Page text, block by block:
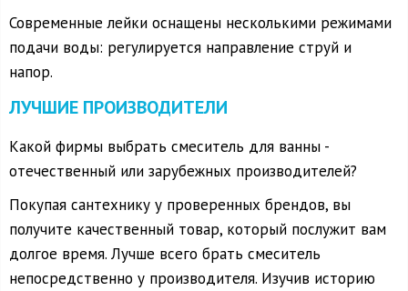
Современные лейки оснащены несколькими режимами
подачи воды: регулируется направление струй и
напор.
ЛУЧШИЕ ПРОИЗВОДИТЕЛИ
Какой фирмы выбрать смеситель для ванны -
отечественный или зарубежных производителей?
Покупая сантехнику у проверенных брендов, вы
получите качественный товар, который послужит вам
долгое время. Лучше всего брать смеситель
непосредственно у производителя. Изучив историю